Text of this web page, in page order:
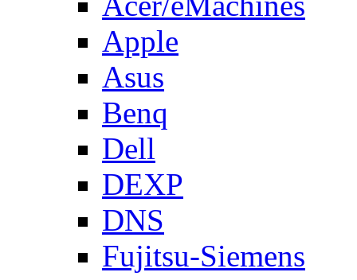
Apple
Asus
Benq
Dell
DEXP
DNS
Fujitsu-Siemens